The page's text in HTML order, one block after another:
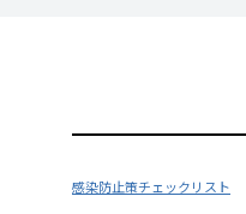
感染防止策チェックリスト